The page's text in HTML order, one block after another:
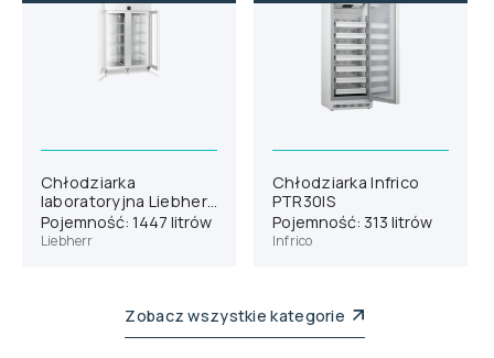
Chłodziarka
laboratoryjna Liebherr
SRPvh 1412
Pojemność: 1447 litrów
Liebherr
Chłodziarka Infrico
PTR30IS
Pojemność: 313 litrów
Infrico
Zobacz wszystkie kategorie